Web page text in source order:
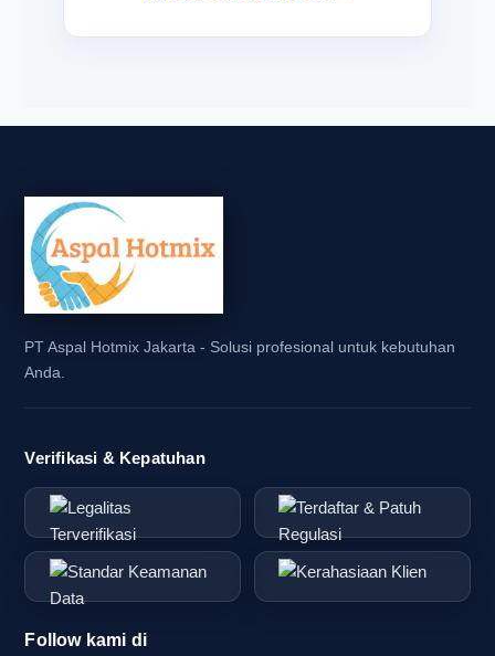
PT Aspal Hotmix Jakarta - Solusi profesional untuk kebutuhan
Anda.
Verifikasi & Kepatuhan
Follow kami di